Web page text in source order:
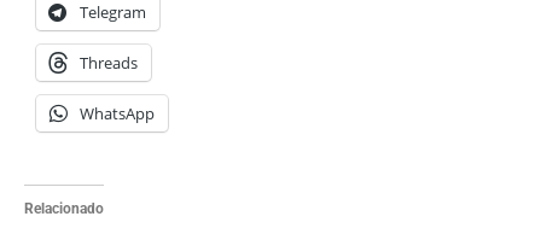
Telegram
Threads
WhatsApp
Relacionado